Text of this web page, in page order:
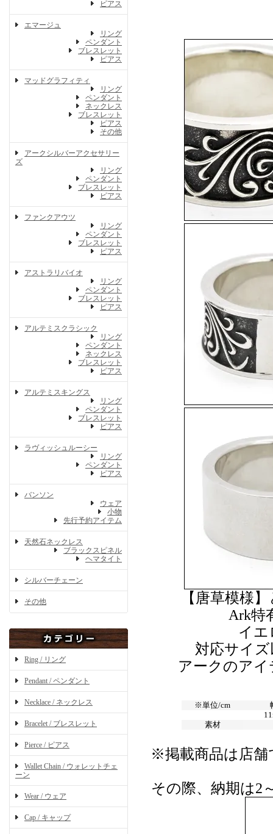
ピアス
エマージュ
リング
ペンダント
ブレスレット
ピアス
マッドグラフィティ
リング
ペンダント
ネックレス
ブレスレット
ピアス
その他
アークシルバーアクセサリー
ズ
リング
ペンダント
ブレスレット
ピアス
ファンクアウツ
リング
ペンダント
ブレスレット
ピアス
アストラリバイオ
リング
ペンダント
ブレスレット
ピアス
アルテミスクラシック
リング
ペンダント
ネックレス
ブレスレット
ピアス
アルテミスキングス
リング
ペンダント
ブレスレット
ピアス
ラヴィッシュルーシー
リング
ペンダント
ピアス
バンソン
ウェア
小物
先行予約アイテム
天然石ネックレス
ブラックスピネル
ヘマタイト
シルバーチェーン
その他
Ring / リング
Pendant / ペンダント
Necklace / ネックレス
Bracelet / ブレスレット
Pierce / ピアス
Wallet Chain / ウォレットチェ
ーン
Wear / ウェア
Cap / キャップ
【唐草模様
Ark特
イエ
対応サイ
アークのア
※単位/cm
素材
※掲載商品は店舗
その際、納期は2